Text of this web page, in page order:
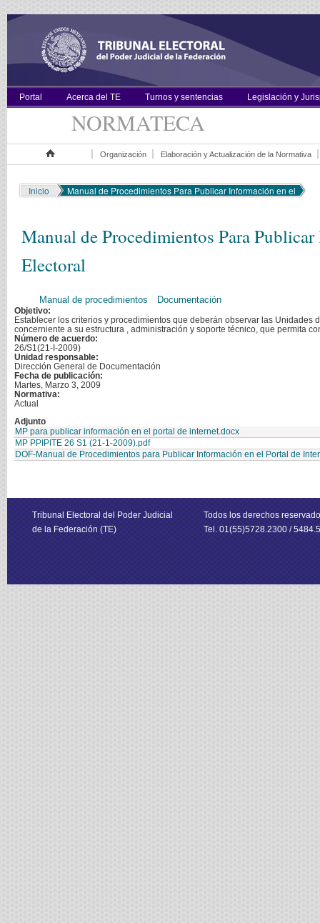
Portal Acerca del TE Turnos y sentencias Legislación y
NORMATECA
Organización Elaboración y Actualización de la Normativa
Inicio Manual de Procedimientos Para Publicar Información en el
Manual de Procedimientos Para
Electoral
Manual de procedimientos Documentación
Objetivo:
Establecer los criterios y procedimientos que deberán observar las
concerniente a su estructura , administración y soporte técnico, que permita
Número de acuerdo:
26/S1(21-I-2009)
Unidad responsable:
Dirección General de Documentación
Fecha de publicación:
Martes, Marzo 3, 2009
Normativa:
Actual
Adjunto
MP para publicar información en el portal de internet.docx
MP PPIPITE 26 S1 (21-1-2009).pdf
DOF-Manual de Procedimientos para Publicar Información en el Portal de
Tribunal Electoral del Poder Judicial
de la Federación (TE)
Todos los derechos
Tel. 01(55)5728.2300 /